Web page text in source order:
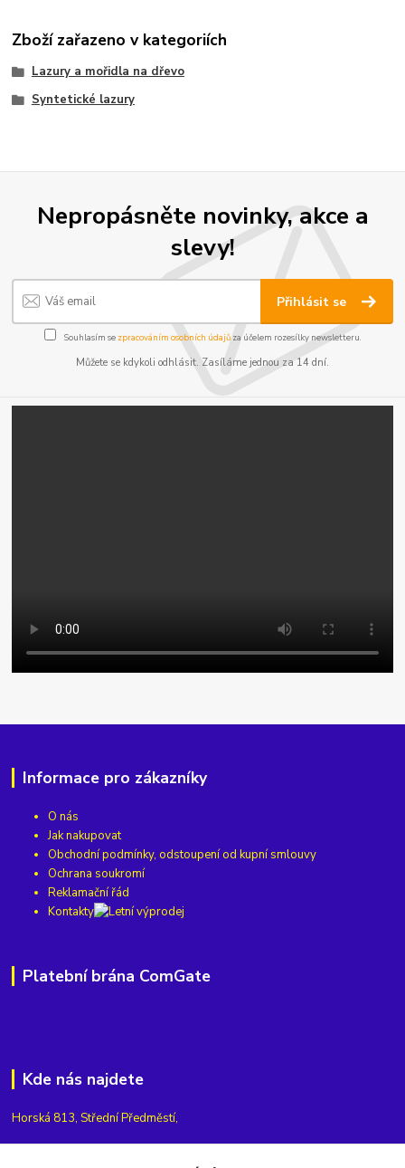
Zboží zařazeno v kategoriích
Lazury a mořidla na dřevo
Syntetické lazury
Nepropásněte novinky, akce a
slevy!
Přihlásit se
Souhlasím se zpracováním osobních údajůza účelem rozesílky newsletteru.
Můžete se kdykoli odhlásit. Zasíláme jednou za 14 dní.
Informace pro zákazníky
O nás
Jak nakupovat
Obchodní podmínky, odstoupení od kupní smlouvy
Ochrana soukromí
Reklamační řád
Kontakty
Platební brána ComGate
Kde nás najdete
Horská 813, Střední Předměstí,
541 01 Trutnov